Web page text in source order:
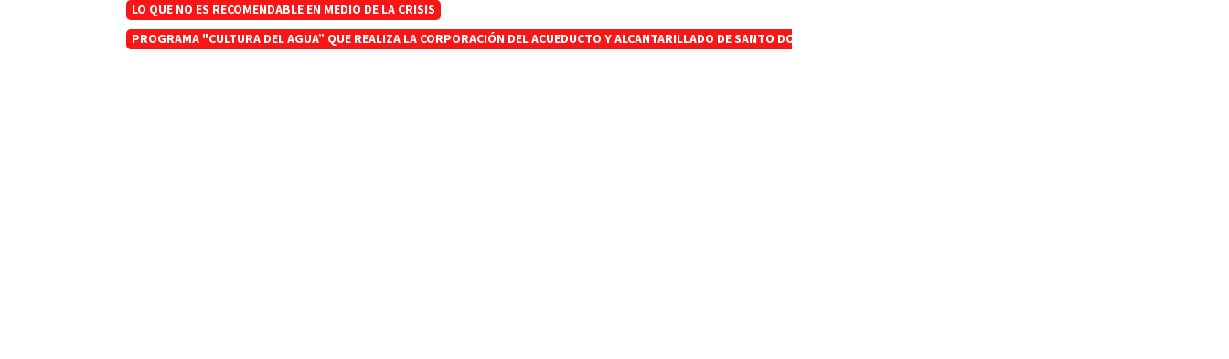
LO QUE NO ES RECOMENDABLE EN MEDIO DE LA CRISIS
PROGRAMA "CULTURA DEL AGUA” QUE REALIZA LA CORPORACIÓN DEL ACUEDUCTO Y ALCANTARILLADO DE SANTO DOMINGO